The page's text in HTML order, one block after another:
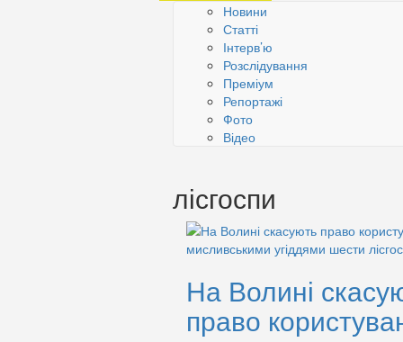
Новини
Статті
Інтерв’ю
Розслідування
Преміум
Репортажі
Фото
Відео
лісгоспи
На Волині
право